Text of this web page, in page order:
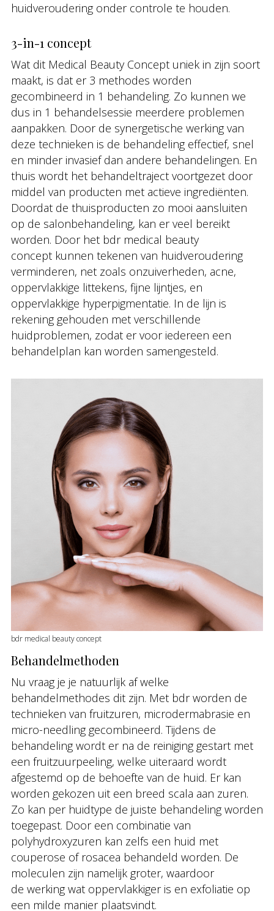
huidveroudering onder controle te houden.
3-in-1 concept
Wat dit Medical Beauty Concept uniek in zijn soort
maakt, is dat er 3 methodes worden
gecombineerd in 1 behandeling. Zo kunnen we
dus in 1 behandelsessie meerdere problemen
aanpakken. Door de synergetische werking van
deze technieken is de behandeling effectief, snel
en minder invasief dan andere behandelingen. En
thuis wordt het behandeltraject voortgezet door
middel van producten met actieve ingrediënten.
Doordat de thuisproducten zo mooi aansluiten
op de salonbehandeling, kan er veel bereikt
worden. Door het bdr medical beauty
concept kunnen tekenen van huidveroudering
verminderen, net zoals onzuiverheden, acne,
oppervlakkige littekens, fijne lijntjes, en
oppervlakkige hyperpigmentatie. In de lijn is
rekening gehouden met verschillende
huidproblemen, zodat er voor iedereen een
behandelplan kan worden samengesteld.
bdr medical beauty concept
Behandelmethoden
Nu vraag je je natuurlijk af welke
behandelmethodes dit zijn. Met bdr worden de
technieken van fruitzuren, microdermabrasie en
micro-needling gecombineerd. Tijdens de
behandeling wordt er na de reiniging gestart met
een fruitzuurpeeling, welke uiteraard wordt
afgestemd op de behoefte van de huid. Er kan
worden gekozen uit een breed scala aan zuren.
Zo kan per huidtype de juiste behandeling worden
toegepast. Door een combinatie van
polyhydroxyzuren kan zelfs een huid met
couperose of rosacea behandeld worden. De
moleculen zijn namelijk groter, waardoor
de werking wat oppervlakkiger is en exfoliatie op
een milde manier plaatsvindt.